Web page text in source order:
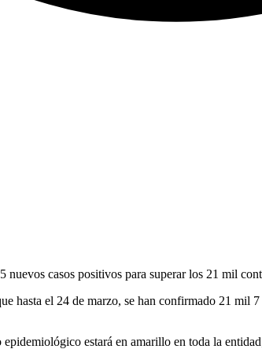
casos positivos para superar los 21 mil
hasta el 24 de marzo, se han confirmado 21
estará en amarillo en toda la